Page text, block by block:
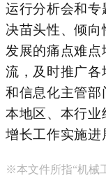
运行分析会和专
决苗头性、倾向
发展的痛点难
流，及时推广各
和信息化主管部
本地区、本行业
增长工作实施进
※本文件所指“机械